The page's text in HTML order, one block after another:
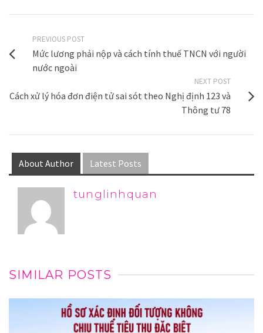
PREVIOUS POST
Mức lương phải nộp và cách tính thuế TNCN với người
nước ngoài
NEXT POST
Cách xử lý hóa đơn điện tử sai sót theo Nghị định 123 và
Thông tư 78
About Author Latest Posts
tunglinhquan
SIMILAR POSTS